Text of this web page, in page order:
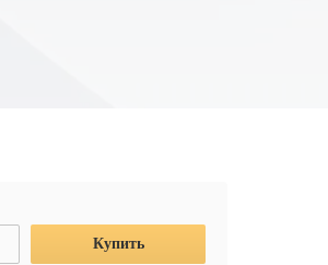
Купить